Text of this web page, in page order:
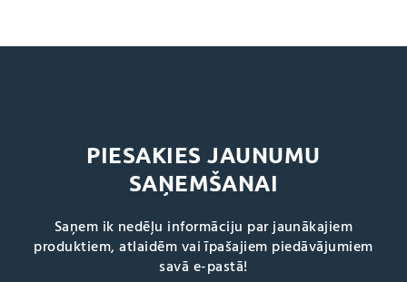
PIESAKIES JAUNUMU
SAŅEMŠANAI
Saņem ik nedēļu informāciju par jaunākajiem
produktiem, atlaidēm vai īpašajiem piedāvājumiem
savā e-pastā!